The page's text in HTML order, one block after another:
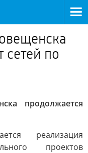
сетей по
продолжается
реализация
проектов